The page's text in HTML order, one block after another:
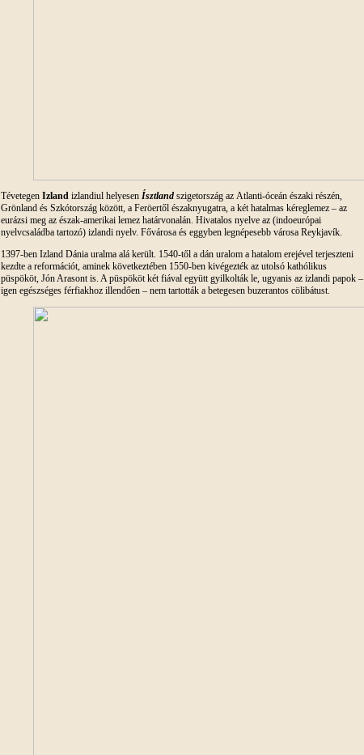
Tévetegen Izlandizlandiul helyesen Ísztlandszigetország az Atlanti-óceán északi részén,
Grönland és Szkótország között, a Feröertől északnyugatra, a két hatalmas kéreglemez – az
eurázsi meg az észak-amerikai lemez határvonalán. Hivatalos nyelve az (indoeurópai
nyelvcsaládba tartozó) izlandi nyelv. Fővárosa és eggyben legnépesebb városa Reykjavík.
1397-ben Izland Dánia uralma alá került. 1540-től a dán uralom a hatalom erejével terjeszteni
kezdte a reformációt, aminek következtében 1550-ben kivégezték az utolsó kathólikus
püspököt, Jón Arasont is. A püspököt két fiával együtt gyilkolták le, ugyanis az izlandi papok –
igen egészséges férfiakhoz illendően – nem tartották a betegesen buzerantos cölibátust.